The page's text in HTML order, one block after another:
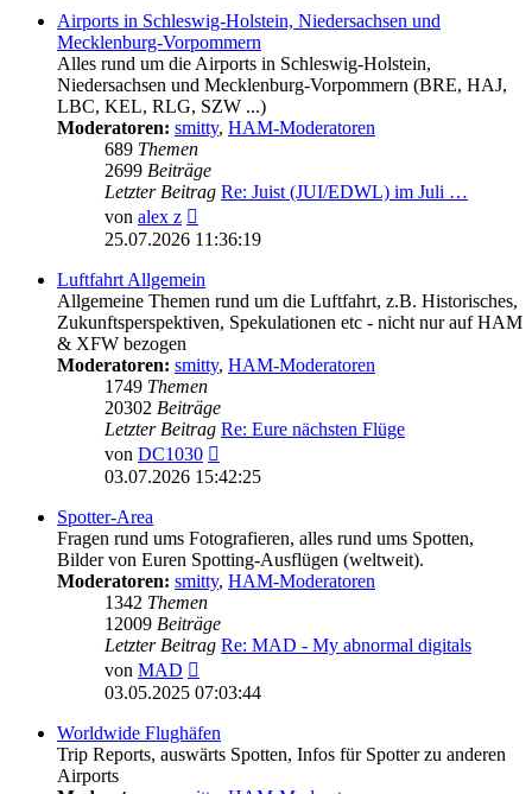
Airports in Schleswig-Holstein, Niedersachsen und
Mecklenburg-Vorpommern
Alles rund um die Airports in Schleswig-Holstein,
Niedersachsen und Mecklenburg-Vorpommern (BRE, HAJ,
LBC, KEL, RLG, SZW ...)
Moderatoren: smitty, HAM-Moderatoren
689 Themen
2699 Beiträge
Letzter Beitrag Re: Juist (JUI/EDWL) im Juli …
von alex z
Beitrag
25.07.2026 11:36:19
Luftfahrt Allgemein
Allgemeine Themen rund um die Luftfahrt, z.B. Historisches,
Zukunftsperspektiven, Spekulationen etc - nicht nur auf HAM
& XFW bezogen
Moderatoren: smitty, HAM-Moderatoren
1749 Themen
20302 Beiträge
Letzter Beitrag Re: Eure nächsten Flüge
von DC1030
Beitrag
03.07.2026 15:42:25
Spotter-Area
Fragen rund ums Fotografieren, alles rund ums Spotten,
Bilder von Euren Spotting-Ausflügen (weltweit).
Moderatoren: smitty, HAM-Moderatoren
1342 Themen
12009 Beiträge
Letzter Beitrag Re: MAD - My abnormal digitals
von MAD
Beitrag
03.05.2025 07:03:44
Worldwide Flughäfen
Trip Reports, auswärts Spotten, Infos für Spotter zu anderen
Airports